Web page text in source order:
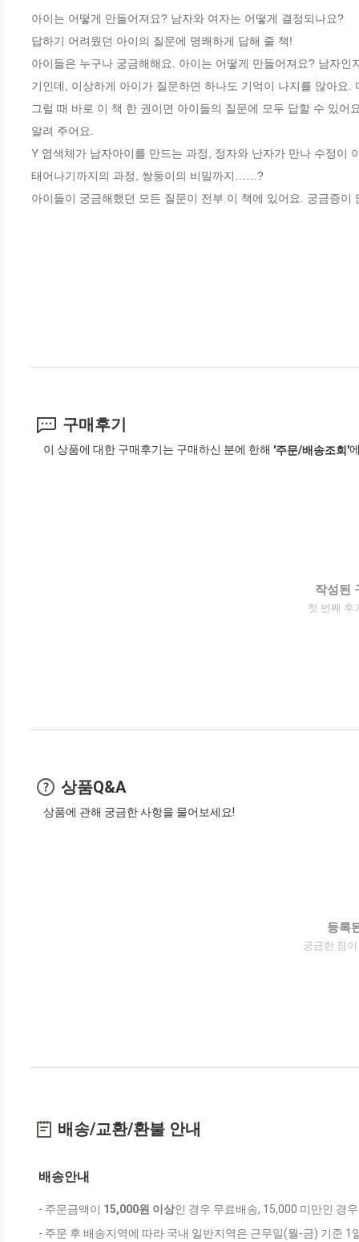
아이는 어떻게 만들어져요? 남자와 여자는 어떻게 결정되나요?
답하기 어려웠던 아이의 질문에 명쾌하게 답해 줄 책!
아이들은 누구나 궁금해해요. 아이는 어떻게 만들어져요? 남자
기인데, 이상하게 아이가 질문하면 하나도 기억이 나지를 않아요
그럴 때 바로 이 책 한 권이면 아이들의 질문에 모두 답할 수 있
알려 주어요.
Y 염색체가 남자아이를 만드는 과정, 정자와 난자가 만나 수정이
태어나기까지의 과정, 쌍둥이의 비밀까지……?
아이들이 궁금해했던 모든 질문이 전부 이 책에 있어요. 궁금증
구매후기
이 상품에 대한 구매후기는 구매하신 분에 한해 '주문/배송조회'
작성된
첫 번째 후
상품Q&A
상품에 관해 궁금한 사항을 물어보세요!
등록
궁금한 점
배송/교환/환불 안내
배송안내
- 주문금액이 15,000원 이상인 경우 무료배송, 15,000 미만인 경
- 주문 후 배송지역에 따라 국내 일반지역은 근무일(월-금) 기준